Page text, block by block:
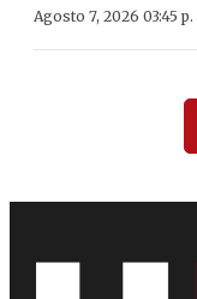
Agosto 7, 2026 03:45 p.